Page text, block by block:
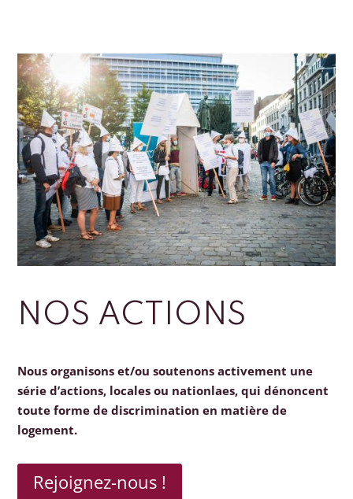
NOS ACTIONS
Nous organisons et/ou soutenons activement une
série d’actions, locales ou nationlaes, qui dénoncent
toute forme de discrimination en matière de
logement.
Rejoignez-nous !